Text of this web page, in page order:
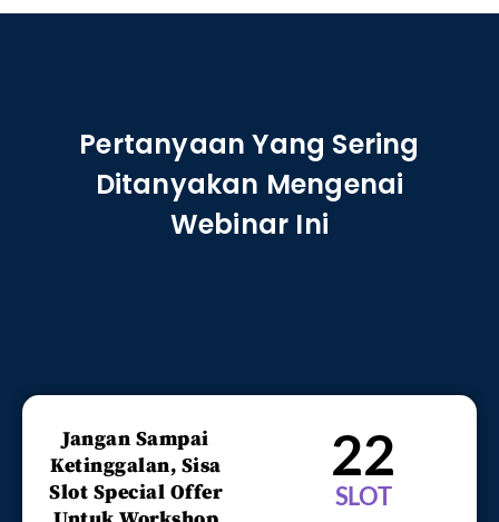
Pertanyaan Yang Sering
Ditanyakan Mengenai
Webinar Ini
Jangan Sampai
Ketinggalan, Sisa
Slot Special Offer
SLOT
22